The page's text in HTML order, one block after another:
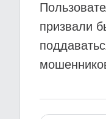
призвали